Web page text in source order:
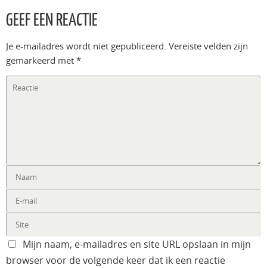
GEEF EEN REACTIE
Je e-mailadres wordt niet gepubliceerd. Vereiste velden zijn
gemarkeerd met *
Mijn naam, e-mailadres en site URL opslaan in mijn
browser voor de volgende keer dat ik een reactie